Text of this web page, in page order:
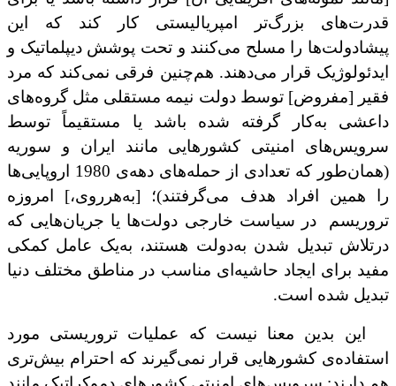
قدرت‌های بزرگ‌تر امپریالیستی کار کند که این
پیشادولت‌ها را مسلح می‌کنند و تحت پوشش دیپلماتیک و
ایدئولوژیک قرار می‌دهند. هم‌چنین فرقی نمی‌کند که مرد
فقیر [مفروض] توسط دولت نیمه مستقلی مثل گروه‌های
داعشی به‌کار گرفته شده باشد یا مستقیماً توسط
سرویس‌های امنیتی کشورهایی مانند ایران و سوریه
(همان‌طور که تعدادی از حمله‌های دهه‌ی 1980 اروپایی‌ها
را همین‌ افراد هدف می‌گرفتند)؛ [به‌هرروی،] امروزه
تروریسم در سیاست خارجی دولت‌ها یا جریان‌هایی که
درتلاش تبدیل شدن به‌دولت‌ هستند، به‌یک عامل کمکی
مفید برای ایجاد حاشیه‌ای مناسب در مناطق مختلف دنیا
تبدیل شده است.
این بدین معنا نیست که عملیات تروریستی مورد
استفاده‌ی کشورهایی قرار نمی‌گیرند که احترام بیش‌تری